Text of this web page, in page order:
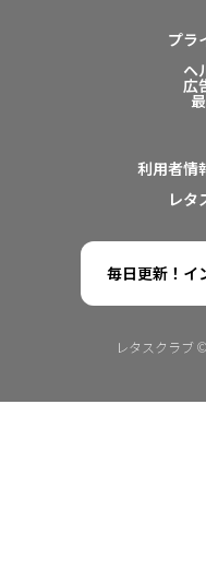
プラ
ヘ
広
利用者情
レタ
毎日更新！イ
レタスクラブ